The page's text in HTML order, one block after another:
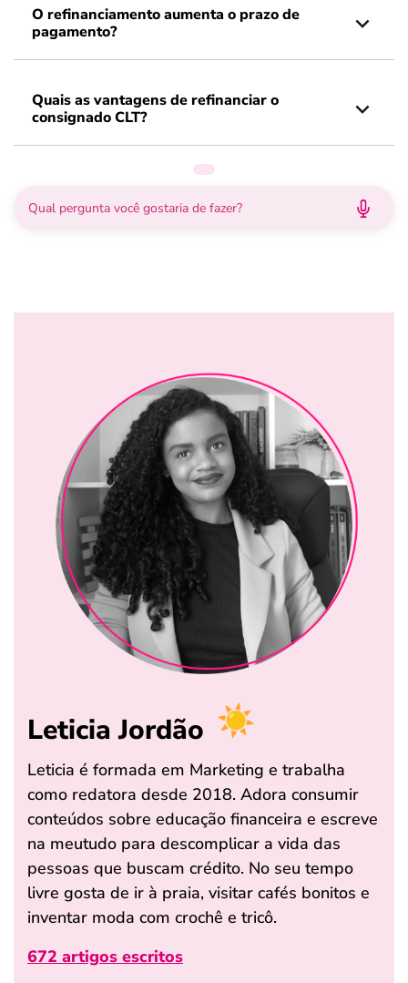
O refinanciamento aumenta o prazo de
pagamento?
Quais as vantagens de refinanciar o
consignado CLT?
Leticia Jordão
Leticia é formada em Marketing e trabalha
como redatora desde 2018. Adora consumir
conteúdos sobre educação financeira e escreve
na meutudo para descomplicar a vida das
pessoas que buscam crédito. No seu tempo
livre gosta de ir à praia, visitar cafés bonitos e
inventar moda com crochê e tricô.
672 artigos escritos